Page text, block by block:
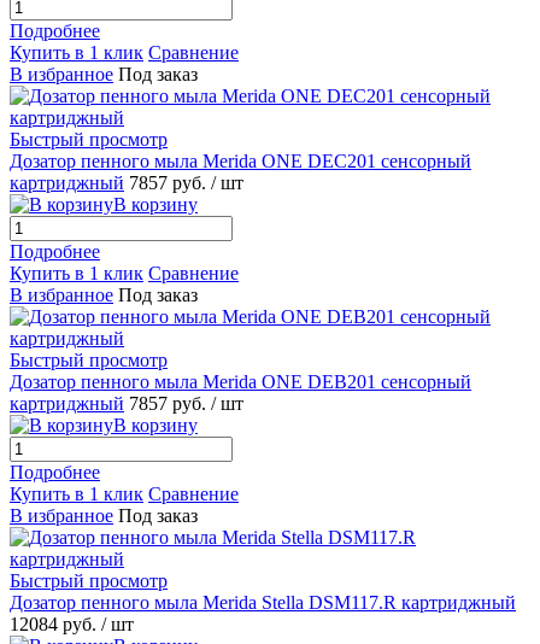
Подробнее
Купить в 1 клик Сравнение
В избранное Под заказ
Быстрый просмотр
Дозатор пенного мыла Merida ONE DEC201 сенсорный
картриджный 7857 руб. / шт
В корзину
Подробнее
Купить в 1 клик Сравнение
В избранное Под заказ
Быстрый просмотр
Дозатор пенного мыла Merida ONE DEB201 сенсорный
картриджный 7857 руб. / шт
В корзину
Подробнее
Купить в 1 клик Сравнение
В избранное Под заказ
Быстрый просмотр
Дозатор пенного мыла Merida Stella DSM117.R картриджный
12084 руб. / шт